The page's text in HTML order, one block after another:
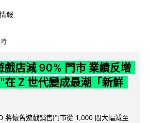
報
戲店減 90% 門市 業績反增
在 Z 世代變成最潮「新鮮
將懷舊遊戲銷售門市從 1,000 間大幅減至